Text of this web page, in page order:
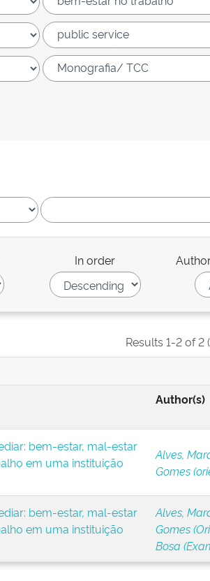
In order
Results 1-2 of 2
Author(s)
bem-estar, mal-estar
em uma instituição
Alves,
Gomes
bem-estar, mal-estar
em uma instituição
Alves,
Gomes
Bosa